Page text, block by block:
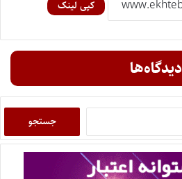
کپی لینک
دیدگاه‌ها